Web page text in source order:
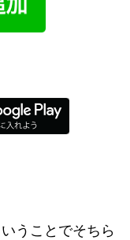
うことでそちら